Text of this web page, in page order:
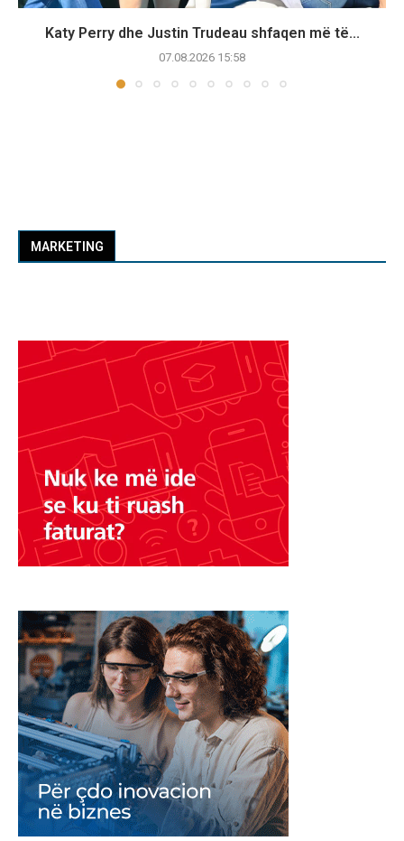
Katy Perry dhe Justin Trudeau shfaqen më të...
07.08.2026 15:58
MARKETING